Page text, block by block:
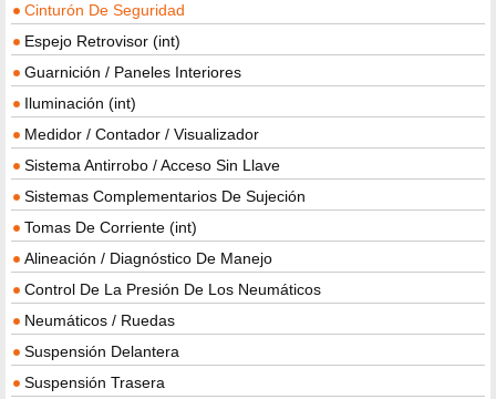
Cinturón De Seguridad
Espejo Retrovisor (int)
Guarnición / Paneles Interiores
Iluminación (int)
Medidor / Contador / Visualizador
Sistema Antirrobo / Acceso Sin Llave
Sistemas Complementarios De Sujeción
Tomas De Corriente (int)
Alineación / Diagnóstico De Manejo
Control De La Presión De Los Neumáticos
Neumáticos / Ruedas
Suspensión Delantera
Suspensión Trasera